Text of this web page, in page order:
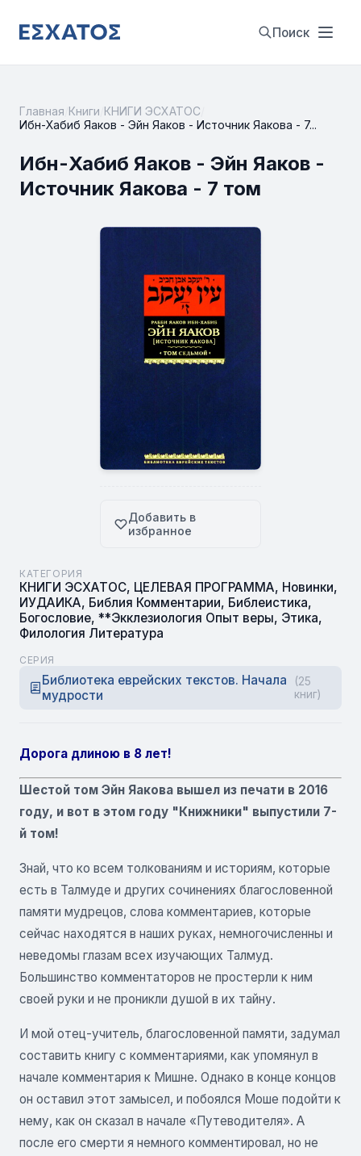
Поиск
Главная Книги КНИГИ ЭСХАТОС
Ибн-Хабиб Яаков - Эйн Яаков - Источник Яакова - 7...
Ибн-Хабиб Яаков - Эйн Яаков -
Источник Яакова - 7 том
Добавить в
избранное
КАТЕГОРИЯ
КНИГИ ЭСХАТОС, ЦЕЛЕВАЯ ПРОГРАММА, Новинки,
ИУДАИКА, Библия Комментарии, Библеистика,
Богословие, **Экклезиология Опыт веры, Этика,
Филология Литература
СЕРИЯ
Библиотека еврейских текстов. Начала
мудрости
(25
книг)
Дорога длиною в 8 лет!
Шестой том Эйн Яакова вышел из печати в 2016
году, и вот в этом году "Книжники" выпустили 7-
й том!
Знай, что ко всем толкованиям и историям, которые
есть в Талмуде и других сочинениях благословенной
памяти мудрецов, слова комментариев, которые
сейчас находятся в наших руках, немногочисленны и
неведомы глазам всех изучающих Талмуд.
Большинство комментаторов не простерли к ним
своей руки и не проникли душой в их тайну.
И мой отец-учитель, благословенной памяти, задумал
составить книгу с комментариями, как упомянул в
начале комментария к Мишне. Однако в конце концов
он оставил этот замысел, и побоялся Моше подойти к
нему, как он сказал в начале «Путеводителя». А
после его смерти я немного комментировал, но не